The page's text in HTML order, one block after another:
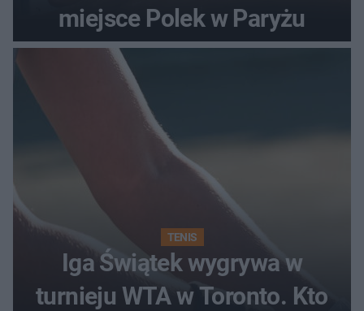
miejsce Polek w Paryżu
TENIS
Iga Świątek wygrywa w
turnieju WTA w Toronto. Kto